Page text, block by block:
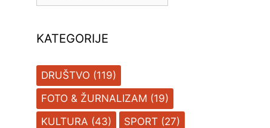
KATEGORIJE
DRUŠTVO (119)
FOTO & ŽURNALIZAM (19)
KULTURA (43) SPORT (27)